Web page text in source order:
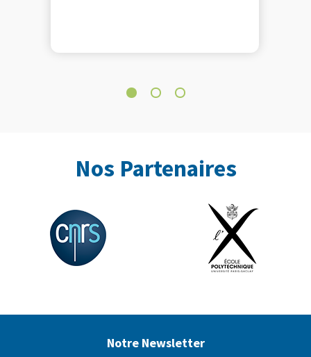
Nos Partenaires
Notre Newsletter